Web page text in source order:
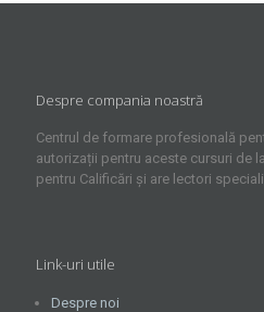
Despre compania noastră
Centrul de formare profesională
autorizații pentru aceste cursuri de
pentru Calificări și are lectori
Link-uri utile
Despre noi